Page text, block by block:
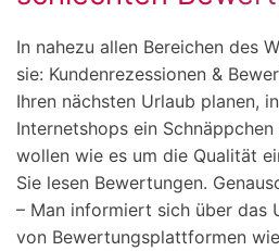
In nahezu allen Bereichen des
sie: Kundenrezessionen &
Ihren nächsten Urlaub planen,
Internetshops ein
wollen wie es um die Qualität
Sie lesen Bewertungen.
– Man informiert sich über das
von Bewertungsplattformen